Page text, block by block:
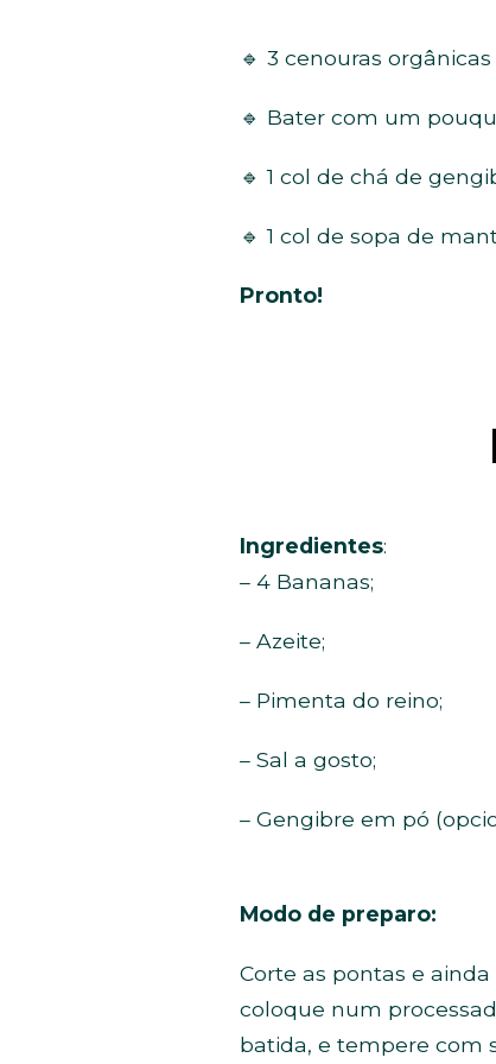
🔹 3 cenouras orgânicas
🔹 Bater com um
🔹 1 col de chá de
🔹 1 col de sopa de
Pronto!
Ingredientes:
– 4 Bananas;
– Azeite;
– Pimenta do reino;
– Sal a gosto;
– Gengibre em pó
Modo de preparo:
Corte as pontas e
coloque num
batida, e tempere com